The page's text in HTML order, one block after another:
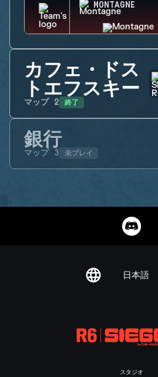
MONTAGNE
カフェ・ドス
トエフスキー
マップ 2 終了
銀行
マップ 3 未プレイ
日本語
スタジオ